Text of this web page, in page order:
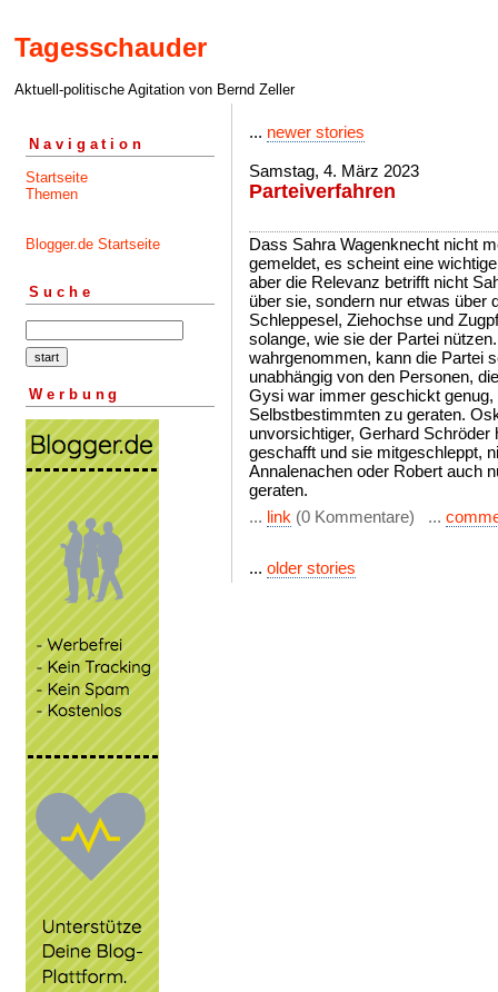
Tagesschauder
Aktuell-politische Agitation von Bernd Zeller
Navigation
Startseite
Themen
Blogger.de Startseite
Suche
Werbung
... newer stories
Samstag, 4. März 2023
Parteiverfahren
Dass Sahra Wagenknecht nicht
gemeldet, es scheint eine
aber die Relevanz betrifft nicht
über sie, sondern nur etwas über
Schleppesel, Ziehochse und
solange, wie sie der Partei
wahrgenommen, kann die Partei
unabhängig von den Personen,
Gysi war immer geschickt genug,
Selbstbestimmten zu geraten.
unvorsichtiger, Gerhard
geschafft und sie mitgeschleppt,
Annalenachen oder Robert auch
geraten.
... link (0 Kommentare) ...
... older stories